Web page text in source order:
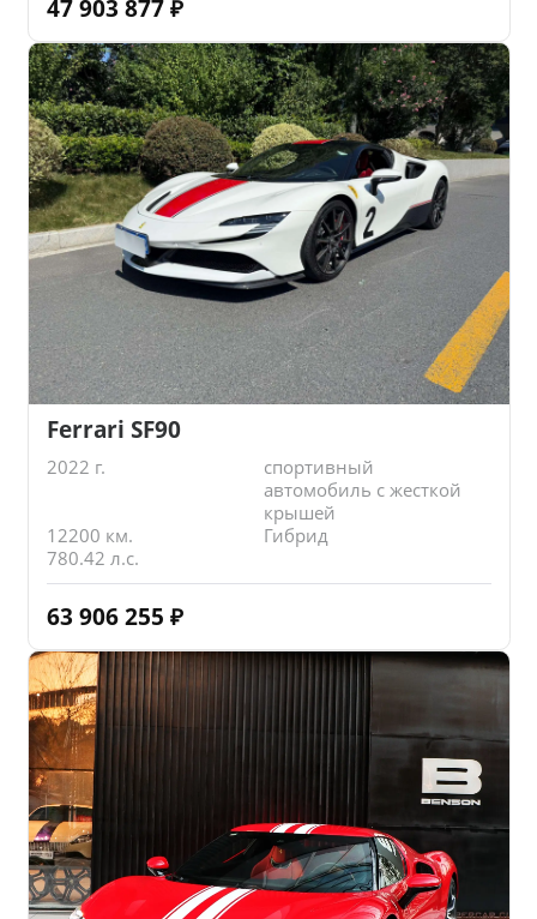
47 903 877 ₽
Ferrari SF90
2022 г.
спортивный
автомобиль с жесткой
крышей
12200 км.
Гибрид
780.42 л.с.
63 906 255 ₽